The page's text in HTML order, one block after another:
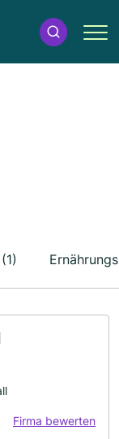
Firma bewerten